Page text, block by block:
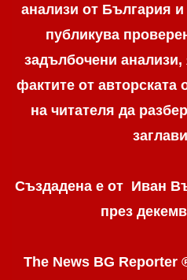
анализи от България
публикува
задълбочени анализи,
фактите от авторската
на читателя да
Създадена е от Иван
през
The News BG